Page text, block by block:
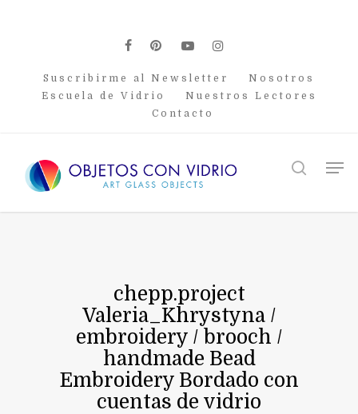
facebook
pinterest
youtubeinstagram
Suscribirme al Newsletter
Nosotros
Escuela de Vidrio
Nuestros Lectores
Contacto
search
chepp.project
Valeria_Khrystyna /
embroidery / brooch /
handmade Bead
Embroidery Bordado con
cuentas de vidrio